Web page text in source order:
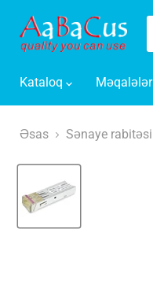
Kataloq
Məqalələr
Əsas Sənaye rabitəsi